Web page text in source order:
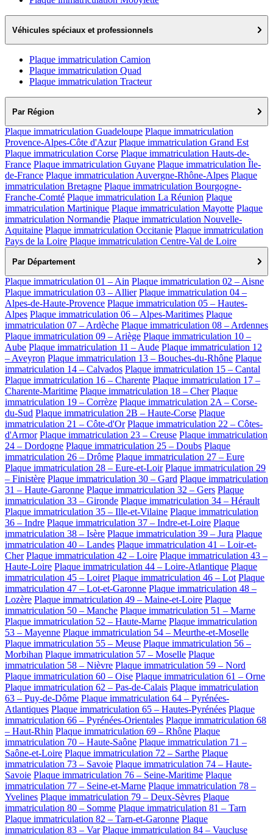
Véhicules spéciaux et professionnels
Plaque immatriculation Camion
Plaque immatriculation Quad
Plaque immatriculation Tracteur
Par Région
Plaque immatriculation Guadeloupe Plaque immatriculation
Provence-Alpes-Côte d'Azur Plaque immatriculation Grand Est
Plaque immatriculation Corse Plaque immatriculation Hauts-de-
France Plaque immatriculation Guyane Plaque immatriculation Île-
de-France Plaque immatriculation Auvergne-Rhône-Alpes Plaque
immatriculation Bretagne Plaque immatriculation Bourgogne-
Franche-Comté Plaque immatriculation La Réunion Plaque
immatriculation Martinique Plaque immatriculation Mayotte Plaque
immatriculation Normandie Plaque immatriculation Nouvelle-
Aquitaine Plaque immatriculation Occitanie Plaque immatriculation
Pays de la Loire Plaque immatriculation Centre-Val de Loire
Par Département
Plaque immatriculation 01 – Ain Plaque immatriculation 02 – Aisne
Plaque immatriculation 03 – Allier Plaque immatriculation 04 –
Alpes-de-Haute-Provence Plaque immatriculation 05 – Hautes-
Alpes Plaque immatriculation 06 – Alpes-Maritimes Plaque
immatriculation 07 – Ardèche Plaque immatriculation 08 – Ardennes
Plaque immatriculation 09 – Ariège Plaque immatriculation 10 –
Aube Plaque immatriculation 11 – Aude Plaque immatriculation 12
– Aveyron Plaque immatriculation 13 – Bouches-du-Rhône Plaque
immatriculation 14 – Calvados Plaque immatriculation 15 – Cantal
Plaque immatriculation 16 – Charente Plaque immatriculation 17 –
Charente-Maritime Plaque immatriculation 18 – Cher Plaque
immatriculation 19 – Corrèze Plaque immatriculation 2A – Corse-
du-Sud Plaque immatriculation 2B – Haute-Corse Plaque
immatriculation 21 – Côte-d'Or Plaque immatriculation 22 – Côtes-
d'Armor Plaque immatriculation 23 – Creuse Plaque immatriculation
24 – Dordogne Plaque immatriculation 25 – Doubs Plaque
immatriculation 26 – Drôme Plaque immatriculation 27 – Eure
Plaque immatriculation 28 – Eure-et-Loir Plaque immatriculation 29
– Finistère Plaque immatriculation 30 – Gard Plaque immatriculation
31 – Haute-Garonne Plaque immatriculation 32 – Gers Plaque
immatriculation 33 – Gironde Plaque immatriculation 34 – Hérault
Plaque immatriculation 35 – Ille-et-Vilaine Plaque immatriculation
36 – Indre Plaque immatriculation 37 – Indre-et-Loire Plaque
immatriculation 38 – Isère Plaque immatriculation 39 – Jura Plaque
immatriculation 40 – Landes Plaque immatriculation 41 – Loir-et-
Cher Plaque immatriculation 42 – Loire Plaque immatriculation 43 –
Haute-Loire Plaque immatriculation 44 – Loire-Atlantique Plaque
immatriculation 45 – Loiret Plaque immatriculation 46 – Lot Plaque
immatriculation 47 – Lot-et-Garonne Plaque immatriculation 48 –
Lozère Plaque immatriculation 49 – Maine-et-Loire Plaque
immatriculation 50 – Manche Plaque immatriculation 51 – Marne
Plaque immatriculation 52 – Haute-Marne Plaque immatriculation
53 – Mayenne Plaque immatriculation 54 – Meurthe-et-Moselle
Plaque immatriculation 55 – Meuse Plaque immatriculation 56 –
Morbihan Plaque immatriculation 57 – Moselle Plaque
immatriculation 58 – Nièvre Plaque immatriculation 59 – Nord
Plaque immatriculation 60 – Oise Plaque immatriculation 61 – Orne
Plaque immatriculation 62 – Pas-de-Calais Plaque immatriculation
63 – Puy-de-Dôme Plaque immatriculation 64 – Pyrénées-
Atlantiques Plaque immatriculation 65 – Hautes-Pyrénées Plaque
immatriculation 66 – Pyrénées-Orientales Plaque immatriculation 68
– Haut-Rhin Plaque immatriculation 69 – Rhône Plaque
immatriculation 70 – Haute-Saône Plaque immatriculation 71 –
Saône-et-Loire Plaque immatriculation 72 – Sarthe Plaque
immatriculation 73 – Savoie Plaque immatriculation 74 – Haute-
Savoie Plaque immatriculation 76 – Seine-Maritime Plaque
immatriculation 77 – Seine-et-Marne Plaque immatriculation 78 –
Yvelines Plaque immatriculation 79 – Deux-Sèvres Plaque
immatriculation 80 – Somme Plaque immatriculation 81 – Tarn
Plaque immatriculation 82 – Tarn-et-Garonne Plaque
immatriculation 83 – Var Plaque immatriculation 84 – Vaucluse